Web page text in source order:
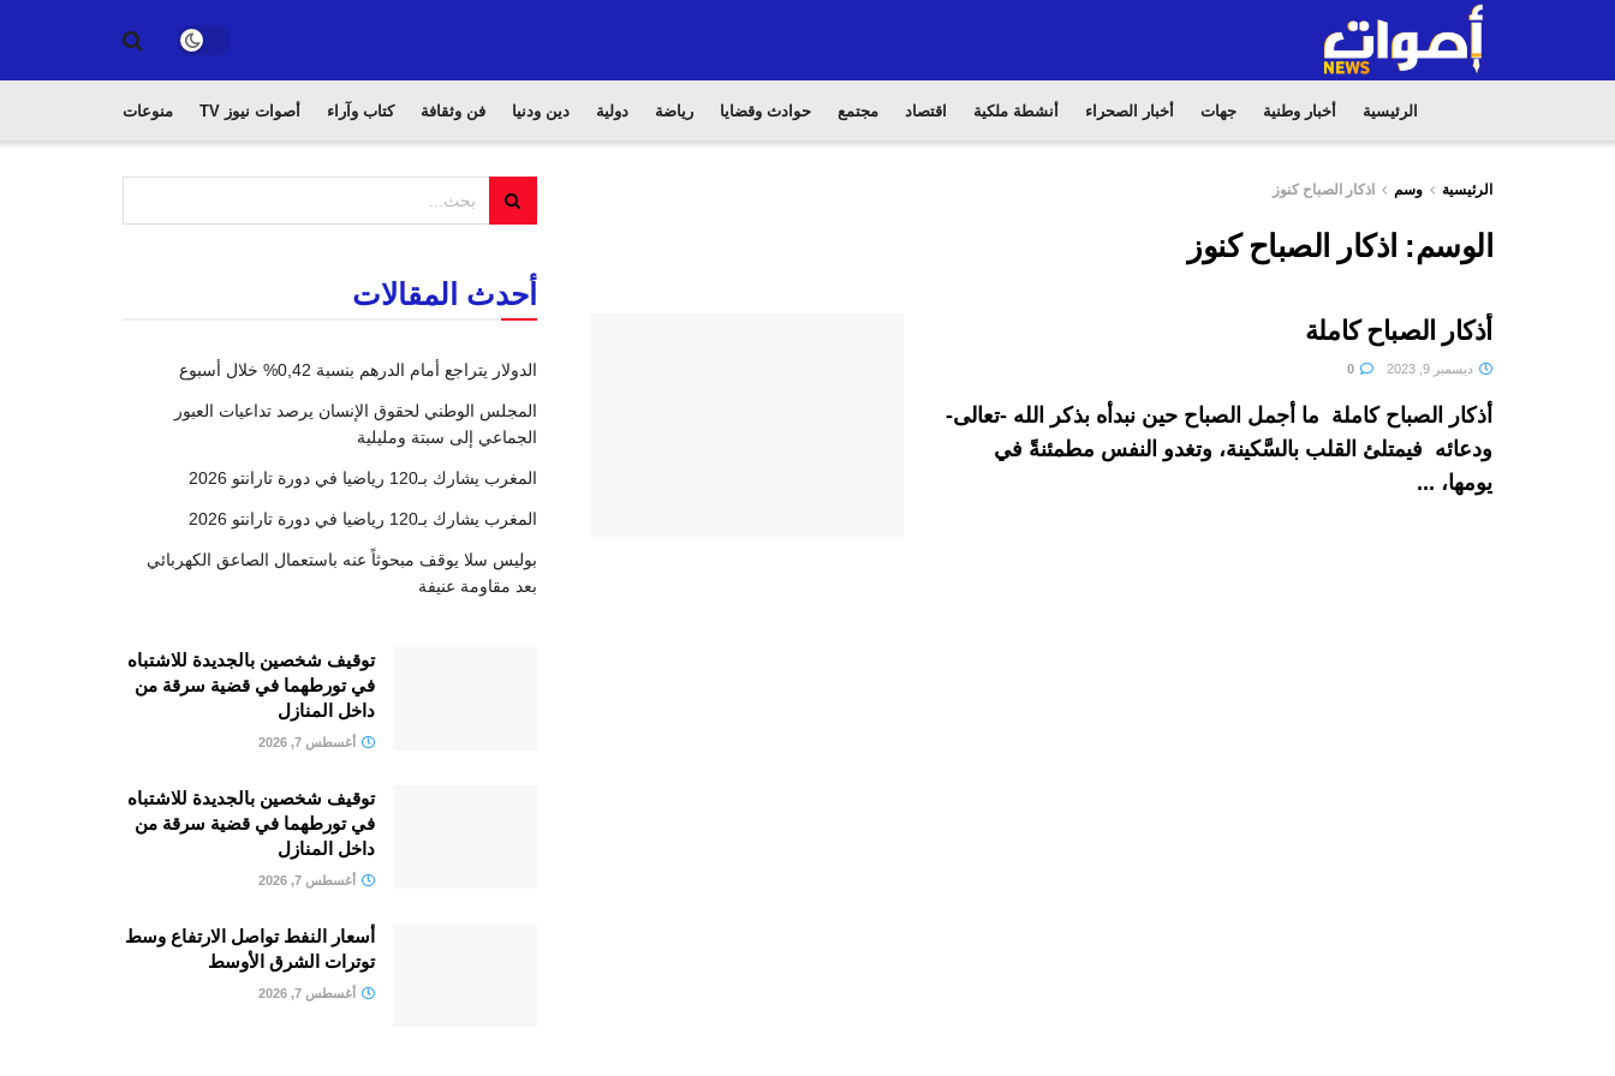
الرئيسية أخبار وطنية جهات أخبار الصحراء أنشطة ملكية اقتصاد مجتمع حوادث وقضايا رياضة دولية دين ودنيا فن وثقافة كتاب وآراء أصوات نيوز TV منوعات
الرئيسية وسم اذكار الصباح كنوز
الوسم: اذكار الصباح كنوز
أذكار الصباح كاملة
ديسمبر 9, 2023
أذكار الصباح كاملة ما أجمل الصباح حين نبدأه بذكر الله -تعالى-
ودعائه فيمتلئ القلب بالسَّكينة، وتغدو النفس مطمئنةً في
يومها، ...
أحدث المقالات
الدولار يتراجع أمام الدرهم بنسبة 0,42% خلال أسبوع
المجلس الوطني لحقوق الإنسان يرصد تداعيات العبور
الجماعي إلى سبتة ومليلية
المغرب يشارك بـ120 رياضيا في دورة تارانتو 2026
المغرب يشارك بـ120 رياضيا في دورة تارانتو 2026
بوليس سلا يوقف مبحوثاً عنه باستعمال الصاعق الكهربائي
بعد مقاومة عنيفة
توقيف شخصين بالجديدة للاشتباه
في تورطهما في قضية سرقة من
داخل المنازل
أغسطس 7, 2026
توقيف شخصين بالجديدة للاشتباه
في تورطهما في قضية سرقة من
داخل المنازل
أغسطس 7, 2026
أسعار النفط تواصل الارتفاع وسط
توترات الشرق الأوسط
أغسطس 7, 2026